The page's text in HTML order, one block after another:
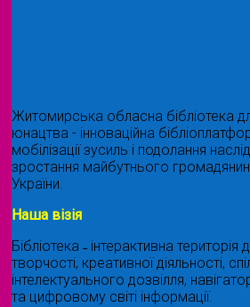
Житомирська обласна бібліотека
юнацтва - інноваційна
мобілізації зусиль і подолання
зростання майбутнього
України.
Наша візія
Бібліотека ˗ інтерактивна територія
творчості, креативної діяльності,
інтелектуального дозвілля,
та цифровому світі інформації.